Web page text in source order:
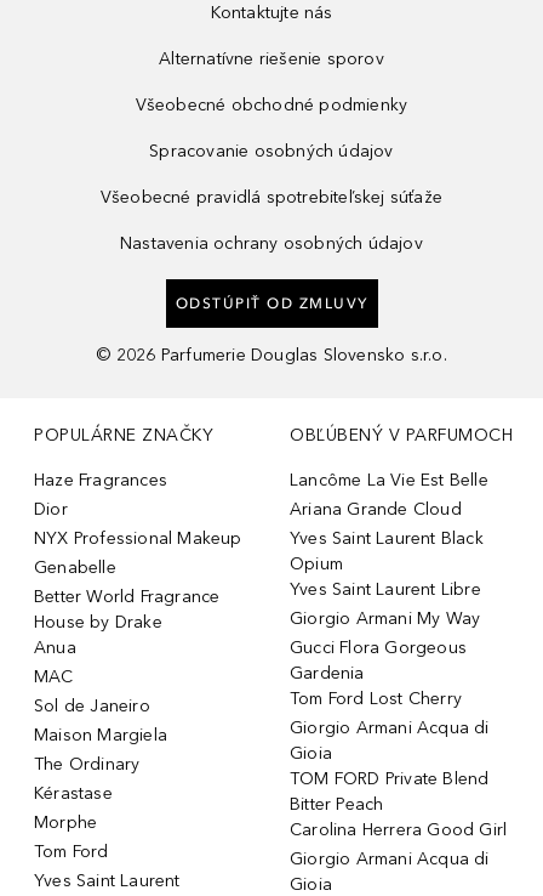
Kontaktujte nás
Alternatívne riešenie sporov
Všeobecné obchodné podmienky
Spracovanie osobných údajov
Všeobecné pravidlá spotrebiteľskej súťaže
Nastavenia ochrany osobných údajov
ODSTÚPIŤ OD ZMLUVY
© 2026 Parfumerie Douglas Slovensko s.r.o.
POPULÁRNE ZNAČKY
Haze Fragrances
Dior
NYX Professional Makeup
Genabelle
Better World Fragrance
House by Drake
Anua
MAC
Sol de Janeiro
Maison Margiela
The Ordinary
Kérastase
Morphe
Tom Ford
Yves Saint Laurent
OBĽÚBENÝ V PARFUMOCH
Lancôme La Vie Est Belle
Ariana Grande Cloud
Yves Saint Laurent Black
Opium
Yves Saint Laurent Libre
Giorgio Armani My Way
Gucci Flora Gorgeous
Gardenia
Tom Ford Lost Cherry
Giorgio Armani Acqua di
Gioia
TOM FORD Private Blend
Bitter Peach
Carolina Herrera Good Girl
Giorgio Armani Acqua di
Gioia